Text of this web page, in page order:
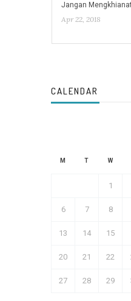
Jangan
Apr 22, 2018
CALENDAR
M T W
1
6 7 8
13 14 15
20 21 22
27 28 29